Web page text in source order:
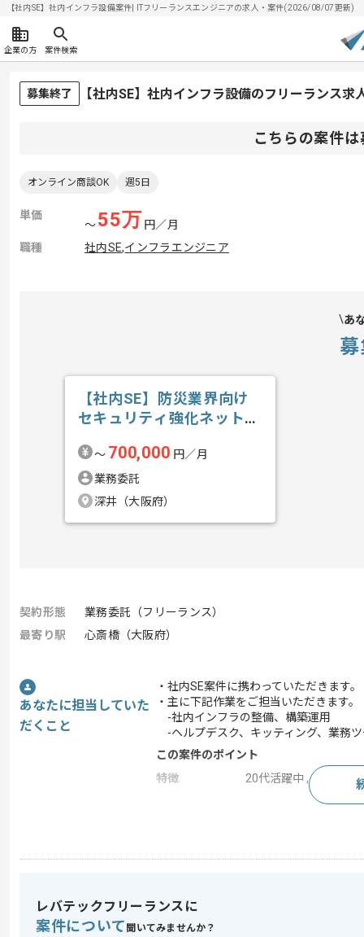
【社内SE】社内インフラ設備案件| ITフリーランスエンジニアの求人・案件(2026/08/07更新)
企業の方 案件検索
募集終了 【社内SE】社内インフラ設備のフリーランス求
こちらの案件
オンライン商談OK 週5日
単価
〜55万 円／月
職種
社内SE,インフラエンジニア
あ
【社内SE】防災業界向け
セキュリティ強化ネットワ
〜 700,000 円／月
業務委託
深井（大阪府）
契約形態
業務委託（フリーランス）
最寄り駅
心斎橋（大阪府）
あなたに担当していた
だくこと
・社内SE案件に携わっていただきます。
・主に下記作業をご担当いただきます。
-社内インフラの整備、構築運用
-ヘルプデスク、キッティング、業務
この案件のポイント
特徴
20代活躍中 , 30代活躍
スキル
・社内インフラの整備経験
歓迎スキル
・総務や経理周りの経験
レバテックフリーランスに
案件について 聞いてみませんか？